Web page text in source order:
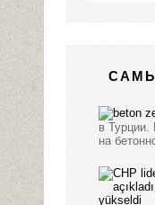
в Турции.
на